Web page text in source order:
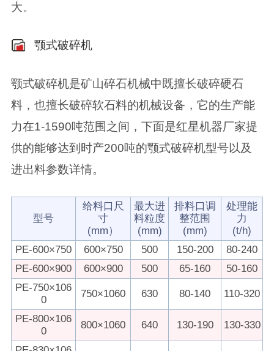
大。
颚式破碎机
颚式破碎机是矿山碎石机械中既擅长破碎硬石
料，也擅长破碎软石料的机械设备，它的生产能
力在1-1590吨范围之间，下面是红星机器厂家提
供的能够达到时产200吨的颚式破碎机型号以及
进出料参数详情。
型号
给料口尺
寸
(mm）
最大进
料粒度
(mm)
排料口调
整范围
(mm)
处理能
力
(t/h)
PE-600×750
600×750 500 150-200
80-240
PE-600×900
600×900 500 65-160
50-160
PE-750×106
0
750×1060 630 80-140 110-320
PE-800×106
0
800×1060 640 130-190 130-330